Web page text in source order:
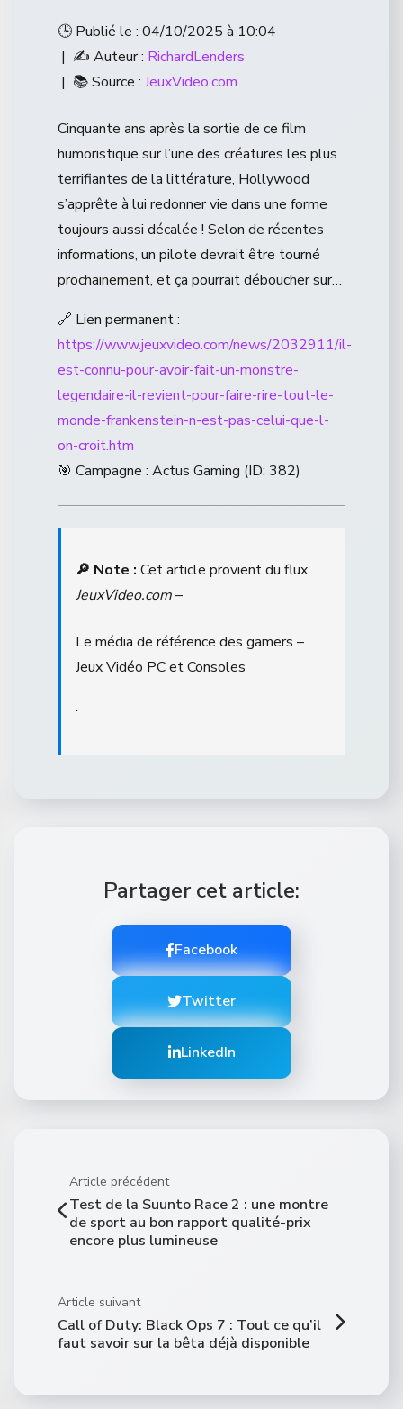
🕒 Publié le : 04/10/2025 à 10:04
| ✍️ Auteur : RichardLenders
| 📚 Source : JeuxVideo.com
Cinquante ans après la sortie de ce film
humoristique sur l’une des créatures les plus
terrifiantes de la littérature, Hollywood
s’apprête à lui redonner vie dans une forme
toujours aussi décalée ! Selon de récentes
informations, un pilote devrait être tourné
prochainement, et ça pourrait déboucher sur…
🔗 Lien permanent :
https://www.jeuxvideo.com/news/2032911/il-
est-connu-pour-avoir-fait-un-monstre-
legendaire-il-revient-pour-faire-rire-tout-le-
monde-frankenstein-n-est-pas-celui-que-l-
on-croit.htm
🎯 Campagne : Actus Gaming (ID: 382)
🔎 Note : Cet article provient du flux
JeuxVideo.com–
Le média de référence des gamers –
Jeux Vidéo PC et Consoles
.
Partager cet article:
Facebook
Twitter
LinkedIn
Article précédent
Test de la Suunto Race 2 : une montre
de sport au bon rapport qualité-prix
encore plus lumineuse
Article suivant
Call of Duty: Black Ops 7 : Tout ce qu’il
faut savoir sur la bêta déjà disponible